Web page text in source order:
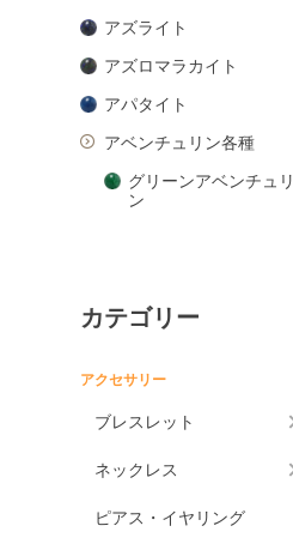
アズライト
アズロマラカイト
アパタイト
アベンチュリン各種
グリーンアベンチュリ
ン
オレンジアベンチュリ
アマゾナイト
アメジスト各種
グリーンアメジスト
カテゴリー
アクセサリー
ブレスレット
ネックレス
ピアス・イヤリング